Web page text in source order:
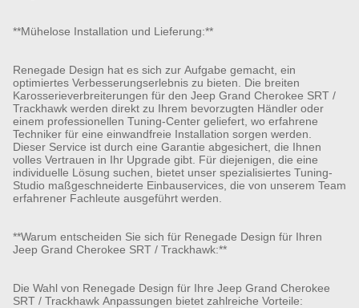
**Mühelose Installation und Lieferung:**
Renegade Design hat es sich zur Aufgabe gemacht, ein
optimiertes Verbesserungserlebnis zu bieten. Die breiten
Karosserieverbreiterungen für den Jeep Grand Cherokee SRT /
Trackhawk werden direkt zu Ihrem bevorzugten Händler oder
einem professionellen Tuning-Center geliefert, wo erfahrene
Techniker für eine einwandfreie Installation sorgen werden.
Dieser Service ist durch eine Garantie abgesichert, die Ihnen
volles Vertrauen in Ihr Upgrade gibt. Für diejenigen, die eine
individuelle Lösung suchen, bietet unser spezialisiertes Tuning-
Studio maßgeschneiderte Einbauservices, die von unserem Team
erfahrener Fachleute ausgeführt werden.
**Warum entscheiden Sie sich für Renegade Design für Ihren
Jeep Grand Cherokee SRT / Trackhawk:**
Die Wahl von Renegade Design für Ihre Jeep Grand Cherokee
SRT / Trackhawk Anpassungen bietet zahlreiche Vorteile: